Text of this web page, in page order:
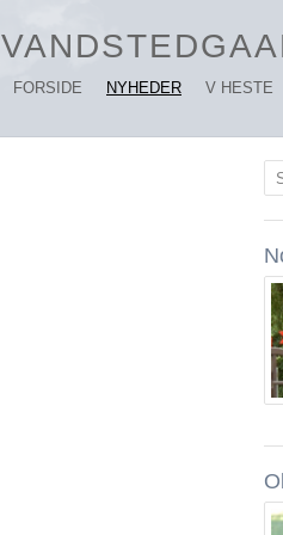
FORSIDE NYHEDER V HESTE